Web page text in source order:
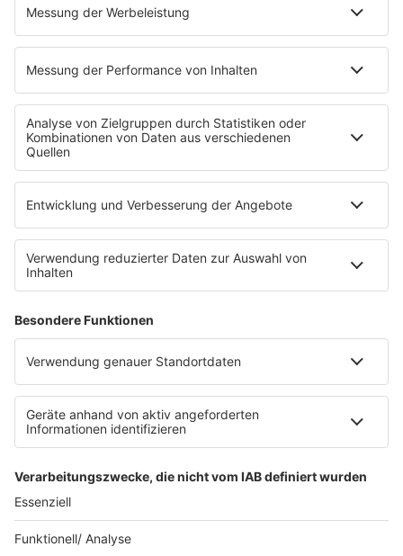
Übersicht
radio.de
radioplayer.de
Partner
WERBUNG
Leistungen und Produkte
Mediadaten und Preisliste
Ansprechpartner
RECHTLICHES
Datenschutz
Datenschutzeinstellungen
Datenverarbeitung bei Gewinnspielen
Teilnahmebedingungen
Bildnachweise
KI-Leitlinie